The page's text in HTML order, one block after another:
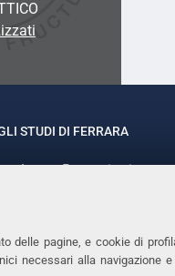
delle pagine, e cookie di
necessari alla
STUDI DI FERRARA
Laura Ramaciotti